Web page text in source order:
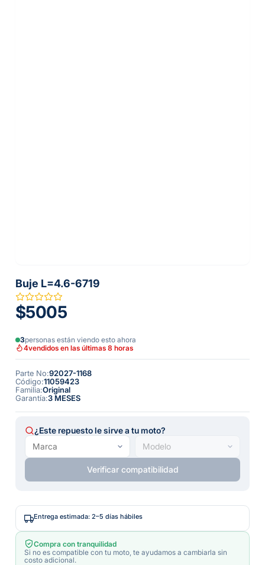
Buje L=4.6-6719
$5005
3personas están viendo esto ahora
4vendidos en las últimas 8 horas
Parte No:92027-1168
Código:11059423
Familia:Original
Garantía:3 MESES
¿Este repuesto le sirve a tu moto?
Verificar compatibilidad
Entrega estimada: 2–5 días hábiles
Compra con tranquilidad
Si no es compatible con tu moto, te ayudamos a cambiarla sin
costo adicional.